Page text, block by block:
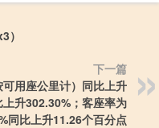
）
下一篇
用座公里计）同比上升
升302.30%；客座率为
同比上升11.26个百分点